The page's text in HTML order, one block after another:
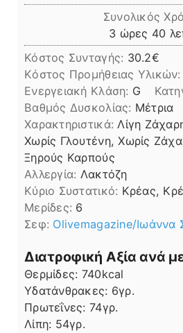
Συνολικός
3ώρες
ώρες 40
Κόστος Συνταγής: 30.2€
Kόστος Προμήθειας Υλικών:
Ενεργειακή Κλάση: G
Βαθμός Δυσκολίας: Μέτρια
Χαρακτηριστικά: Λίγη
Χωρίς Γλουτένη, Χωρίς
Ξηρούς Καρπούς
Αλλεργία: Λακτόζη
Kύριο Συστατικό: Κρέας,
Μερίδες: 6
Σεφ: Οlivemagazine/Ιωάννα
Διατροφική Αξία ανά
Θερμίδες: 740kcal
Υδατάνθρακες: 6γρ.
Πρωτεΐνες: 74γρ.
Λίπη
Λίπη: 54γρ.